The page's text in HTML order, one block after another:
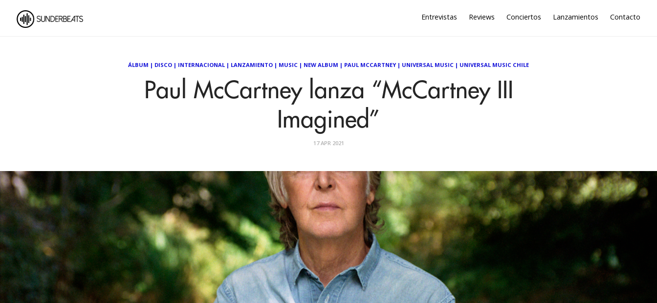
Entrevistas Reviews Conciertos Lanzamientos Contacto
ÁLBUM | DISCO | INTERNACIONAL | LANZAMIENTO | MUSIC | NEW ALBUM | PAUL MCCARTNEY| UNIVERSAL MUSIC | UNIVERSAL MUSIC CHILE
Paul McCartney lanza “McCartney III
Imagined”
17 APR 2021